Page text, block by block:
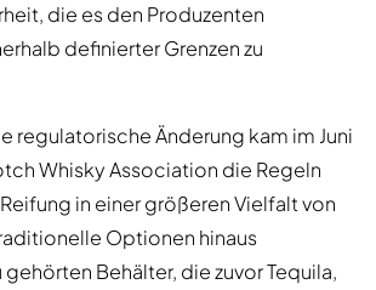
die es den Produzenten
definierter Grenzen zu
regulatorische Änderung kam im Juni
Whisky Association die Regeln
in einer größeren Vielfalt von
Optionen hinaus
gehörten Behälter, die zuvor Tequila,